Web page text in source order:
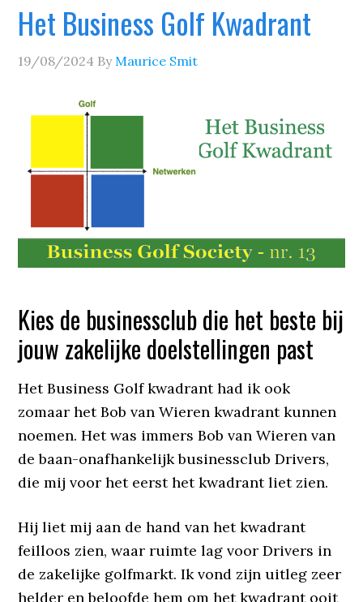
Het Business Golf Kwadrant
19/08/2024 ByMaurice Smit
Kies de businessclub die het beste bij
jouw zakelijke doelstellingen past
Het Business Golf kwadrant had ik ook
zomaar het Bob van Wieren kwadrant kunnen
noemen. Het was immers Bob van Wieren van
de baan-onafhankelijk businessclub Drivers,
die mij voor het eerst het kwadrant liet zien.
Hij liet mij aan de hand van het kwadrant
feilloos zien, waar ruimte lag voor Drivers in
de zakelijke golfmarkt. Ik vond zijn uitleg zeer
helder en beloofde hem om het kwadrant ooit